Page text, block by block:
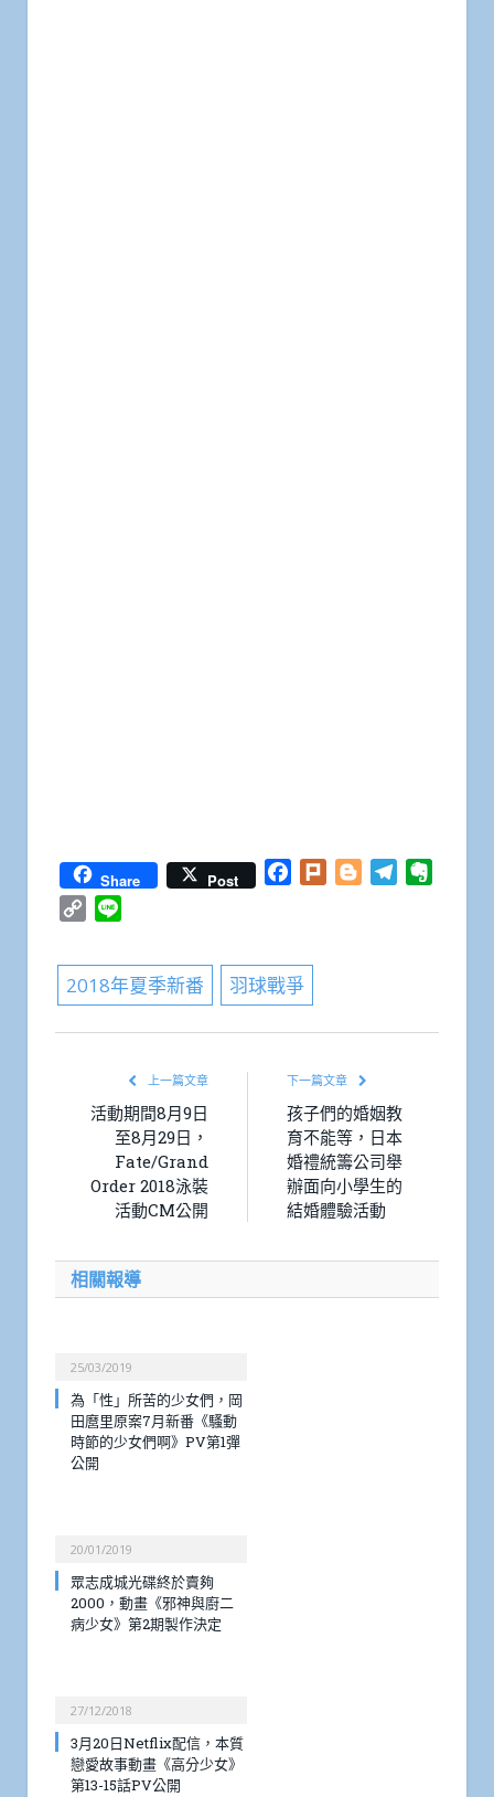
Share Post Facebook
Plurk BloggerTelegram
Copy
2018年夏季新番 羽球戰爭
上一篇文章
活動期間8月9日
至8月29日，
Fate/Grand
Order 2018泳裝
活動CM公開
下一篇文章
孩子們的婚姻教
育不能等，日本
婚禮統籌公司舉
辦面向小學生的
結婚體驗活動
相關報導
25/03/2019
為「性」所苦的少女們，岡
田麿里原案7月新番《騷動
時節的少女們啊》PV第1彈
公開
20/01/2019
眾志成城光碟終於賣夠
2000，動畫《邪神與廚二
病少女》第2期製作決定
27/12/2018
3月20日Netflix配信，本質
戀愛故事動畫《高分少女》
第13-15話PV公開